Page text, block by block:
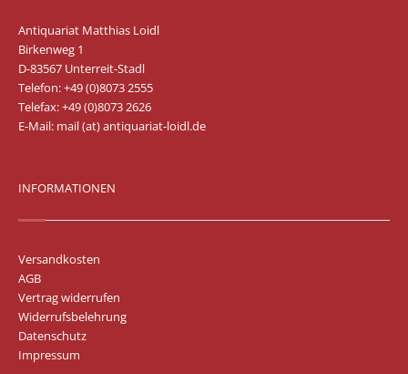
Antiquariat Matthias Loidl
Birkenweg 1
D-83567 Unterreit-Stadl
Telefon: +49 (0)8073 2555
Telefax: +49 (0)8073 2626
E-Mail: mail (at) antiquariat-loidl.de
INFORMATIONEN
Versandkosten
AGB
Vertrag widerrufen
Widerrufsbelehrung
Datenschutz
Impressum